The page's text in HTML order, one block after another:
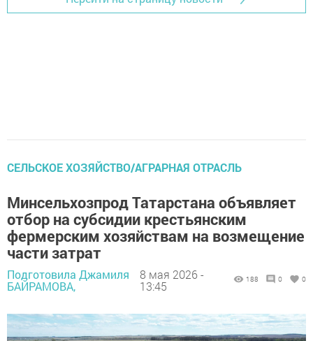
СЕЛЬСКОЕ ХОЗЯЙСТВО/АГРАРНАЯ ОТРАСЛЬ
Минсельхозпрод Татарстана объявляет
отбор на субсидии крестьянским
фермерским хозяйствам на возмещение
части затрат
Подготовила Джамиля
БАЙРАМОВА,
8 мая 2026 -
13:45
188 0 0